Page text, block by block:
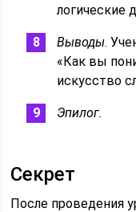
логические
Выводы.
«Как вы
искусство
Эпилог.
Секрет
После проведения